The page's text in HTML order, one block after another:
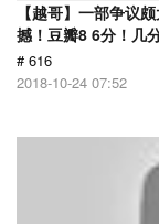
【越哥】一部争议
撼！豆瓣8 6分！几
# 616
2018-10-24 07:52